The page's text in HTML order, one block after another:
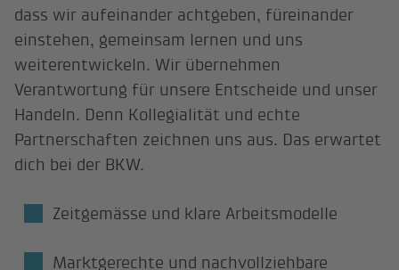
dass wir aufeinander achtgeben, füreinander
einstehen, gemeinsam lernen und uns
weiterentwickeln. Wir übernehmen
Verantwortung für unsere Entscheide und unser
Handeln. Denn Kollegialität und echte
Partnerschaften zeichnen uns aus. Das erwartet
dich bei der BKW.
Zeitgemässe und klare Arbeitsmodelle
Marktgerechte und nachvollziehbare